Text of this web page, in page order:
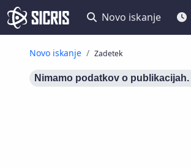
Novo iskanje
Novo iskanje Zadetek
Nimamo podatkov o publikacijah.